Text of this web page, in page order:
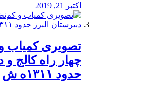
اکتبر 21, 2019
️تصویری کمیاب
چهار راه كالج و
حدود ۱۳۱۱ه ش